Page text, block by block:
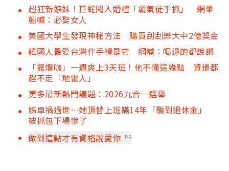
超狂新娘妹！巨蛇闖入婚禮「霸氣徒手抓」 網暈
船喊：必娶女人
美國大學生發現神秘方法 購買刮刮樂大中2億獎金
韓國人最愛台灣伴手禮是它 網喊：喝過的都說讚
「擺爛咖」一週爽上3天班！他不懂這幾點 資遣都
趕不走「地雷人」
更多最新熱門議題：2026九合一選舉
姊車禍過世…她頂替上班瞞14年「騙到退休金」
被抓包下場慘了
做到這點才有資格說愛你 PR